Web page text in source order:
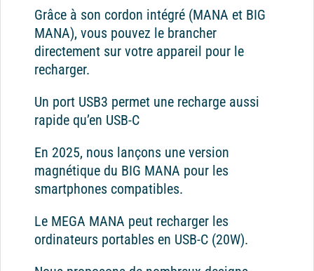
Grâce à son cordon intégré (MANA et BIG
MANA), vous pouvez le brancher
directement sur votre appareil pour le
recharger.
Un port USB3 permet une recharge aussi
rapide qu’en USB-C
En 2025, nous lançons une version
magnétique du BIG MANA pour les
smartphones compatibles.
Le MEGA MANA peut recharger les
ordinateurs portables en USB-C (20W).